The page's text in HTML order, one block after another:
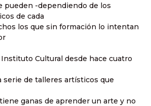
pueden -dependiendo de los
de cada
los que sin formación lo intentan
Cultural desde hace cuatro
serie de talleres artísticos que
ganas de aprender un arte y no